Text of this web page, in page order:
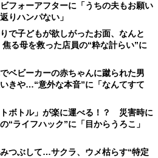
フォーアフターに「うちの夫もお願い
りハンパない」
りで子どもが欲しがったお面、なんと
る母を救った店員の“粋な計らい”に
でベビーカーの赤ちゃんに蹴られた男
きや…“意外な本音”に「なんてすて
ボトル」が楽に運べる！？ 災害時に
“ライフハック”に「目からうろこ」
つぶして…サクラ、ウメ枯らす“特定